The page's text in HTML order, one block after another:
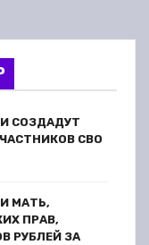
СОЗДАДУТ
СВО
МАТЬ,
ПРАВ,
РУБЛЕЙ ЗА